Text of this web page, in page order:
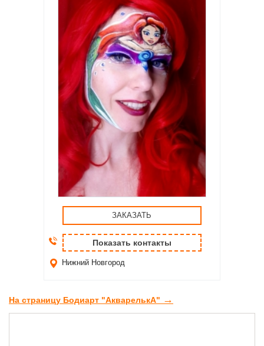
ЗАКАЗАТЬ
Показать контакты
Нижний Новгород
На страницу Бодиарт "АкварелькА" →